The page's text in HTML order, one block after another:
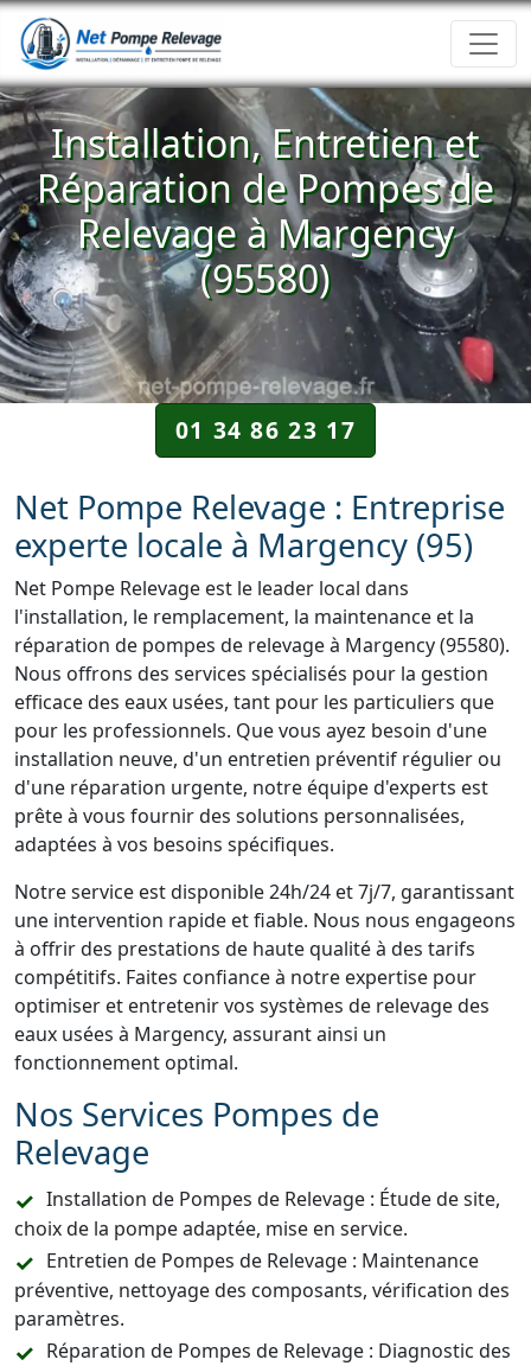
Installation, Entretien et
Réparation de Pompes de
Relevage à Margency
(95580)
01 34 86 23 17
Net Pompe Relevage : Entreprise
experte locale à Margency (95)
Net Pompe Relevage est le leader local dans
l'installation, le remplacement, la maintenance et la
réparation de pompes de relevage à Margency (95580).
Nous offrons des services spécialisés pour la gestion
efficace des eaux usées, tant pour les particuliers que
pour les professionnels. Que vous ayez besoin d'une
installation neuve, d'un entretien préventif régulier ou
d'une réparation urgente, notre équipe d'experts est
prête à vous fournir des solutions personnalisées,
adaptées à vos besoins spécifiques.
Notre service est disponible 24h/24 et 7j/7, garantissant
une intervention rapide et fiable. Nous nous engageons
à offrir des prestations de haute qualité à des tarifs
compétitifs. Faites confiance à notre expertise pour
optimiser et entretenir vos systèmes de relevage des
eaux usées à Margency, assurant ainsi un
fonctionnement optimal.
Nos Services Pompes de
Relevage
Installation de Pompes de Relevage : Étude de site,
choix de la pompe adaptée, mise en service.
Entretien de Pompes de Relevage : Maintenance
préventive, nettoyage des composants, vérification des
paramètres.
Réparation de Pompes de Relevage : Diagnostic des